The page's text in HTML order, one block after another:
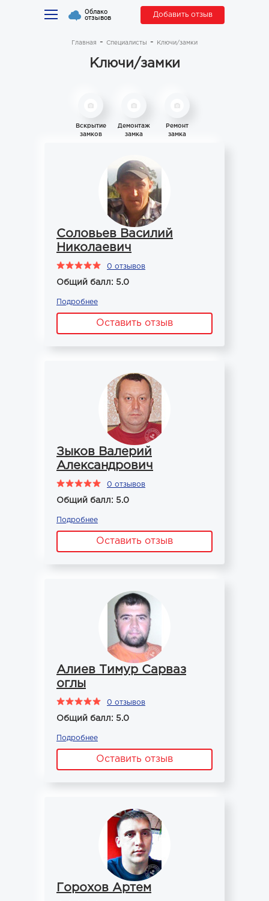
Облако
отзывов Добавить отзыв
Главная Специалисты Ключи/замки
Ключи/замки
Вскрытие
замков
Демонтаж
замка
Ремонт
замка
Соловьев Василий
Николаевич
0 отзывов
Общий балл: 5.0
Подробнее
Оставить отзыв
Зыков Валерий
Александрович
0 отзывов
Общий балл: 5.0
Подробнее
Оставить отзыв
Алиев Тимур Сарваз
оглы
0 отзывов
Общий балл: 5.0
Подробнее
Оставить отзыв
Горохов Артем